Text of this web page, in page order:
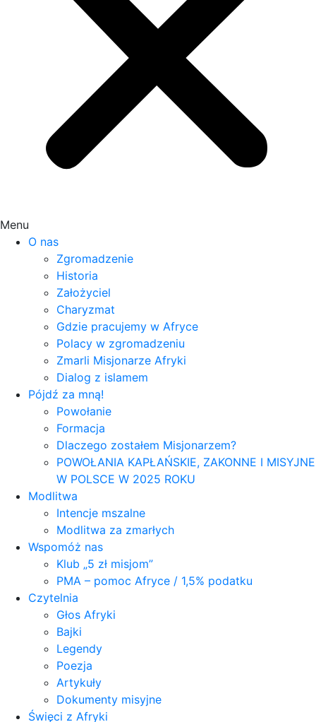
Menu
O nas
Zgromadzenie
Historia
Założyciel
Charyzmat
Gdzie pracujemy w Afryce
Polacy w zgromadzeniu
Zmarli Misjonarze Afryki
Dialog z islamem
Pójdź za mną!
Powołanie
Formacja
Dlaczego zostałem Misjonarzem?
POWOŁANIA KAPŁAŃSKIE, ZAKONNE I MISYJNE
W POLSCE W 2025 ROKU
Modlitwa
Intencje mszalne
Modlitwa za zmarłych
Wspomóż nas
Klub „5 zł misjom”
PMA – pomoc Afryce / 1,5% podatku
Czytelnia
Głos Afryki
Bajki
Legendy
Poezja
Artykuły
Dokumenty misyjne
Święci z Afryki